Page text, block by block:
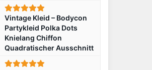
Vintage Kleid – Bodycon
Partykleid Polka Dots
Knielang Chiffon
Quadratischer Ausschnitt